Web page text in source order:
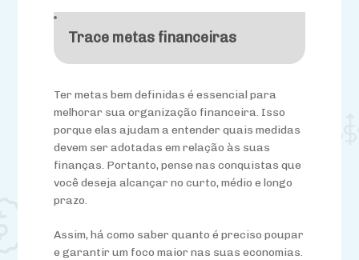
Trace metas financeiras
Ter metas bem definidas é essencial para
melhorar sua organização financeira. Isso
porque elas ajudam a entender quais medidas
devem ser adotadas em relação às suas
finanças. Portanto, pense nas conquistas que
você deseja alcançar no curto, médio e longo
prazo.
Assim, há como saber quanto é preciso poupar
e garantir um foco maior nas suas economias.